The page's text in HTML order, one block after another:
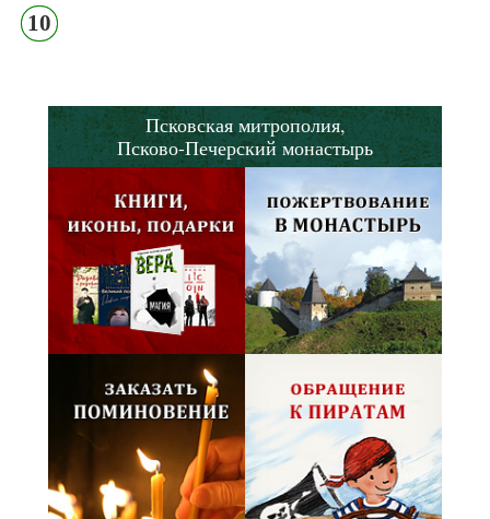
10
Псковская митрополия,
Псково-Печерский монастырь